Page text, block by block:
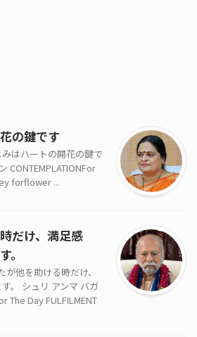
の鍵です
はハートの開花の鍵で
CONTEMPLATIONFor
forflower ...
だけ、満足感
。
他を助ける時だけ、
。 シュリ アンマ バガ
The Day FULFILMENT